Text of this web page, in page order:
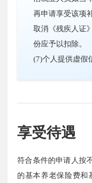
再申请享受该项
取消《残疾人证
份应予以扣除。
(7)个人提供虚假
享受待遇
符合条件的申请人按
的基本养老保险费和